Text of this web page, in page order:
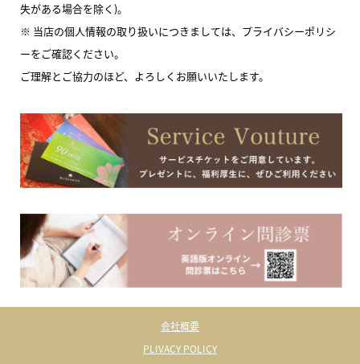
失がある場合を除く)。
※ 当店の個人情報の取り扱いにつきましては、プライバシーポリシ
ーをご確認ください。
ご理解とご協力のほど、よろしくお願いいたします。
会社概要
PLIVACY POLICY